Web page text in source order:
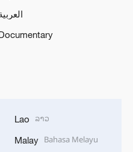
Lao ລາວ
Malay Bahasa Melayu